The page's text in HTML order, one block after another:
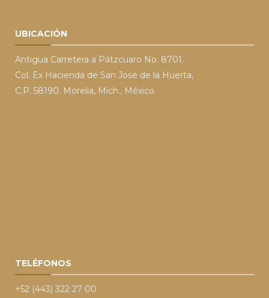
UBICACIÓN
Antigua Carretera a Pátzcuaro No. 8701.
Col. Ex Hacienda de San José de la Huerta,
C.P. 58190. Morelia, Mich., México.
TELÉFONOS
+52 (443) 322 27 00